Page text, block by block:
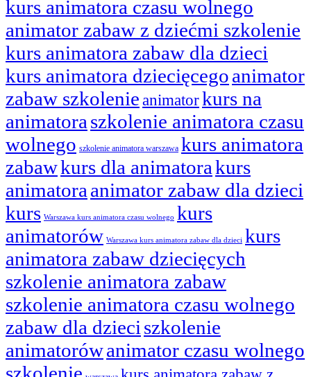
kurs animatora czasu wolnego
animator zabaw z dziećmi szkolenie
kurs animatora zabaw dla dzieci
kurs animatora dziecięcegoanimator
zabaw szkolenie animatorkurs na
animatora szkolenie animatora czasu
wolnego szkolenie animatora warszawa kurs animatora
zabawkurs dla animatorakurs
animatora animator zabaw dla dzieci
kurs Warszawa kurs animatora czasu wolnego kurs
animatorów Warszawa kurs animatora zabaw dla dzieci kurs
animatora zabaw dziecięcych
szkolenie animatora zabaw
szkolenie animatora czasu wolnego
zabaw dla dzieci szkolenie
animatorówanimator czasu wolnego